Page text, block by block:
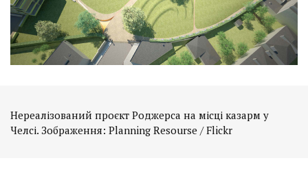
Нереалізований проєкт Роджерса на місці казарм у
Челсі. Зображення: Planning Resourse / Flickr